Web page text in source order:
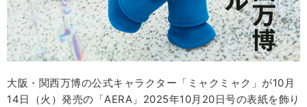
大阪・関西万博の公式キャラクター「ミャクミャク」が10月
14日（火）発売の「AERA」2025年10月20日号の表紙を飾り